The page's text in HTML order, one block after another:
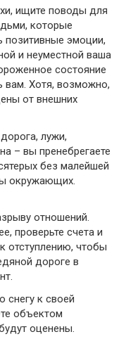
ищите поводы для
которые
эмоции,
и неуместной ваша
состояние
вам. Хотя, возможно,
от внешних
лужи,
– вы пренебрегаете
без малейшей
окружающих.
отношений.
проверьте счета и
отступлению, чтобы
дороге в
снегу к своей
объектом
оценены.